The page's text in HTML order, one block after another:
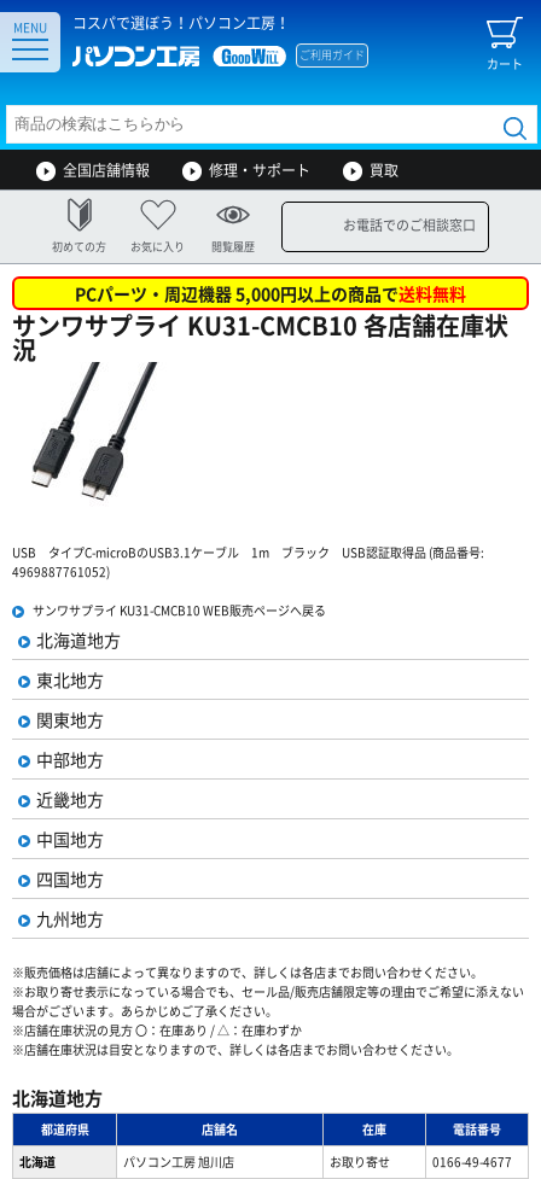
コスパで選ぼう！パソコン工房！
カート
ご利用ガイド
MENU
全国店舗情報 修理・サポート 買取
初めての方 お気に入り 閲覧履歴
お電話でのご相談窓口
PCパーツ・周辺機器 5,000円以上の商品で送料無料
サンワサプライ KU31-CMCB10 各店舗在庫状
況
USB タイプC-microBのUSB3.1ケーブル 1m ブラック USB認証取得品 (商品番号:
4969887761052)
サンワサプライ KU31-CMCB10 WEB販売ページへ戻る
北海道地方
東北地方
関東地方
中部地方
近畿地方
中国地方
四国地方
九州地方
※販売価格は店舗によって異なりますので、詳しくは各店までお問い合わせください。
※お取り寄せ表示になっている場合でも、セール品/販売店舗限定等の理由でご希望に添えない
場合がございます。あらかじめご了承ください。
※店舗在庫状況の見方 〇：在庫あり / △：在庫わずか
※店舗在庫状況は目安となりますので、詳しくは各店までお問い合わせください。
北海道地方
都道府県 店舗名 在庫
電話番号
北海道
パソコン工房 旭川店 お取り寄せ
0166-49-4677